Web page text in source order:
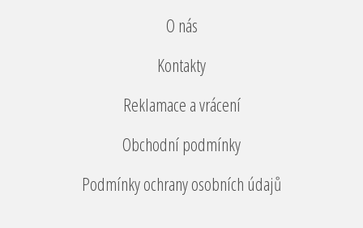
O nás
Kontakty
Reklamace a vrácení
Obchodní podmínky
Podmínky ochrany osobních údajů